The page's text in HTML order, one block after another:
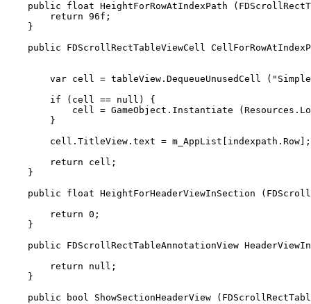
public float HeightForRowAtIndexPath
        return 96f;
    }
public FDScrollRectTableViewCell
var cell = tableView.DequeueUnusedCell
        if (cell == null) {
cell = GameObject.Instantiate
        }
        cell.TitleView.text = m_AppList[indexpath.Row];
        return cell;
    }
public float HeightForHeaderViewInSection
        return 0;
    }
public FDScrollRectTableAnnotationView
        return null;
    }
public bool ShowSectionHeaderView